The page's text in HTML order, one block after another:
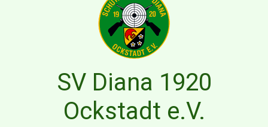
SV Diana 1920
Ockstadt e.V.